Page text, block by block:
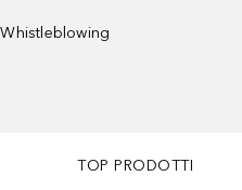
TOP PRODOTTI